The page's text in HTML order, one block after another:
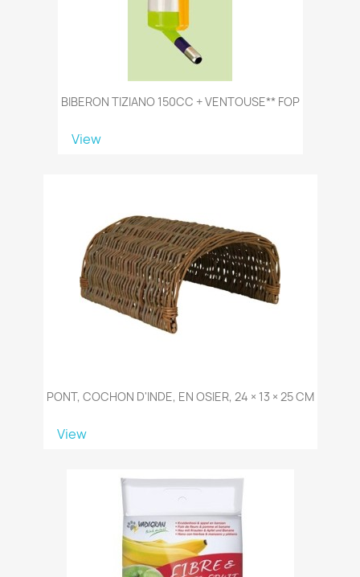
BIBERON TIZIANO 150CC + VENTOUSE** FOP
View
PONT, COCHON D'INDE, EN OSIER, 24 × 13 × 25 CM
View